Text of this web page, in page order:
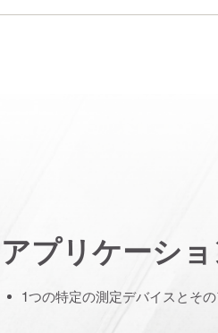
アプリケーシ
1つの特定の測定デバイスとそ